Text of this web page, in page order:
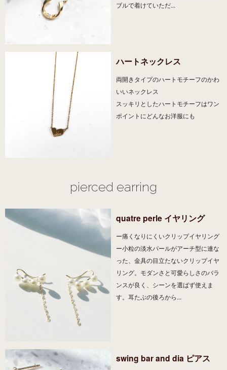
ブルで着けていただ...
ハートネックレス
両開きタイプのハートモチーフのかわ
いいネックレス
スッキリとしたハートモチーフはワン
ポイントにどんなお洋服にも
pierced earring
quatre perle イヤリング
ー痛くなりにくいクリップイヤリング
ー小粒の淡水パールがアーチ型に連な
った、金具の目立たないクリップイヤ
リング。モダンさと可愛らしさのバラ
ンスが良く、シーンを選ばず使えま
す。耳たぶの後ろから...
swing bar and dia ピアス